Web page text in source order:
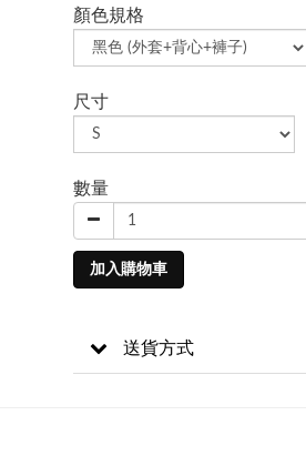
顏色規格
尺寸
數量
加入購物車
送貨方式